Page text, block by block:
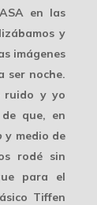
en las
y
imágenes
ser noche.
ruido y yo
que, en
y medio de
rodé sin
para el
Tiffen